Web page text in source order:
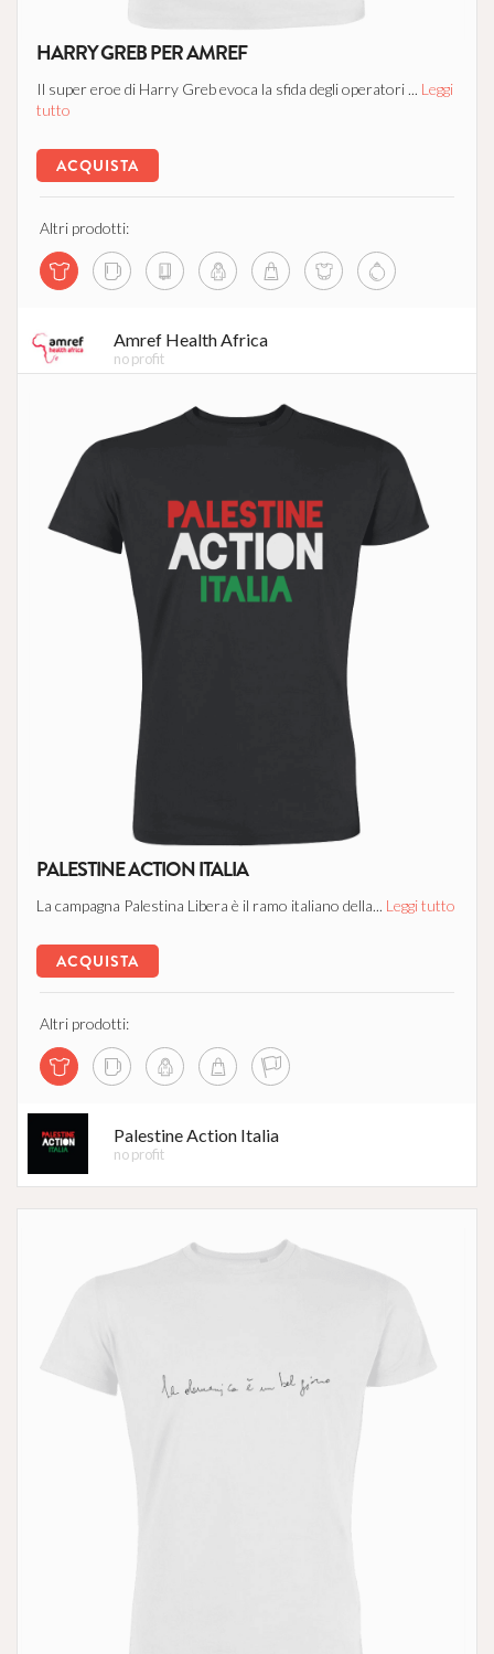
HARRY GREB PER AMREF
Il super eroe di Harry Greb evoca la sfida degli operatori ... Leggi
tutto
ACQUISTA
Altri prodotti:
Amref Health Africa
no profit
PALESTINE ACTION ITALIA
La campagna Palestina Libera è il ramo italiano della... Leggi tutto
ACQUISTA
Altri prodotti:
Palestine Action Italia
no profit